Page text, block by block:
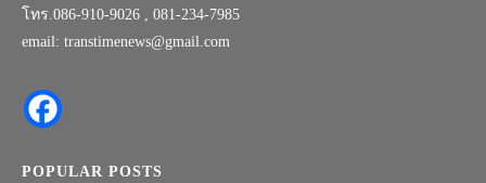
โทร.086-910-9026 , 081-234-7985
email: transtimenews@gmail.com
POPULAR POSTS